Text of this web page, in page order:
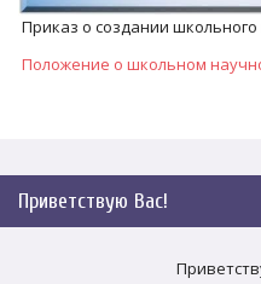
Приказ о создании
Положение о школьном
Приветствую Вас!